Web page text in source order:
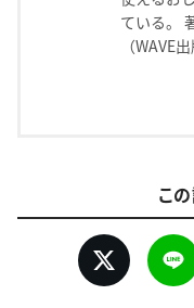
ている。
（WAVE出
こ